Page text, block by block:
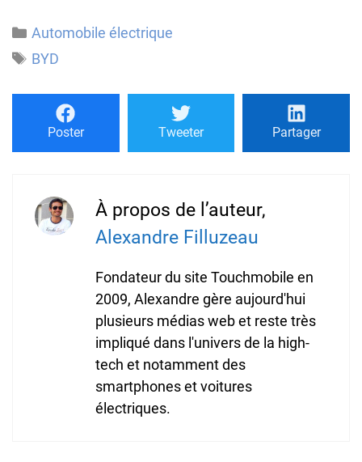
Catégories
Automobile électrique
Étiquettes
BYD
Poster Tweeter Partager
À propos de l’auteur,
Alexandre Filluzeau
Fondateur du site Touchmobile en
2009, Alexandre gère aujourd'hui
plusieurs médias web et reste très
impliqué dans l'univers de la high-
tech et notamment des
smartphones et voitures
électriques.